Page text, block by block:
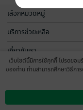
เลือกหมวดหมู่
บริการช่วยเหลือ
เกี่ยวกับเรา
กลุ่มธุรกิจในเครือ
ดาวน์โหลด
เว็บไซต์นี้มีการใช้คุกกี้ โปรดยอ
ของท่าน ท่านสามารถศึกษาวิธีก